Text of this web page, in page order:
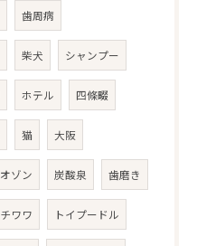
歯周病
柴犬 シャンプー
ホテル 四條畷
猫 大阪
オゾン 炭酸泉 歯磨き
チワワ トイプードル